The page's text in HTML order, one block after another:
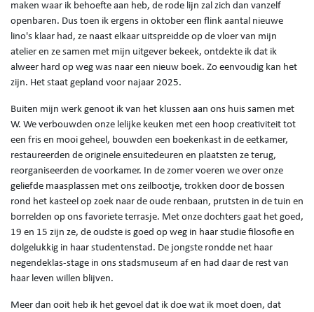
maken waar ik behoefte aan heb, de rode lijn zal zich dan vanzelf
openbaren. Dus toen ik ergens in oktober een flink aantal nieuwe
lino's klaar had, ze naast elkaar uitspreidde op de vloer van mijn
atelier en ze samen met mijn uitgever bekeek, ontdekte ik dat ik
alweer hard op weg was naar een nieuw boek. Zo eenvoudig kan het
zijn. Het staat gepland voor najaar 2025.
Buiten mijn werk genoot ik van het klussen aan ons huis samen met
W. We verbouwden onze lelijke keuken met een hoop creativiteit tot
een fris en mooi geheel, bouwden een boekenkast in de eetkamer,
restaureerden de originele ensuitedeuren en plaatsten ze terug,
reorganiseerden de voorkamer. In de zomer voeren we over onze
geliefde maasplassen met ons zeilbootje, trokken door de bossen
rond het kasteel op zoek naar de oude renbaan, prutsten in de tuin en
borrelden op ons favoriete terrasje. Met onze dochters gaat het goed,
19 en 15 zijn ze, de oudste is goed op weg in haar studie filosofie en
dolgelukkig in haar studentenstad. De jongste rondde net haar
negendeklas-stage in ons stadsmuseum af en had daar de rest van
haar leven willen blijven.
Meer dan ooit heb ik het gevoel dat ik doe wat ik moet doen, dat